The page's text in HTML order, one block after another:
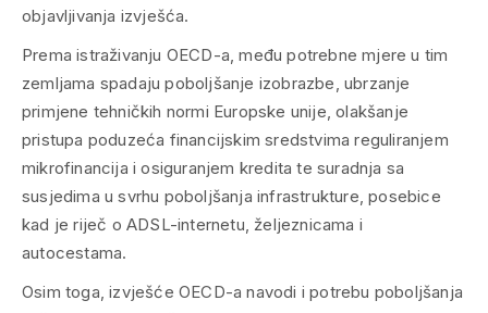
objavljivanja izvješća.
Prema istraživanju OECD-a, među potrebne mjere u tim
zemljama spadaju poboljšanje izobrazbe, ubrzanje
primjene tehničkih normi Europske unije, olakšanje
pristupa poduzeća financijskim sredstvima reguliranjem
mikrofinancija i osiguranjem kredita te suradnja sa
susjedima u svrhu poboljšanja infrastrukture, posebice
kad je riječ o ADSL-internetu, željeznicama i
autocestama.
Osim toga, izvješće OECD-a navodi i potrebu poboljšanja